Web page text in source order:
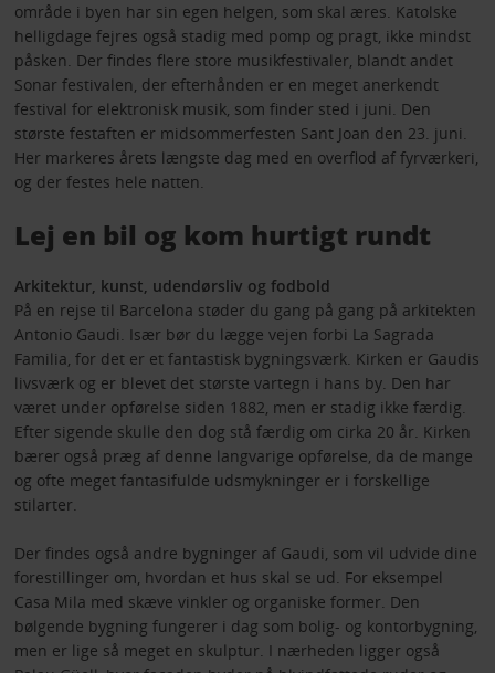
område i byen har sin egen helgen, som skal æres. Katolske
helligdage fejres også stadig med pomp og pragt, ikke mindst
påsken. Der findes flere store musikfestivaler, blandt andet
Sonar festivalen, der efterhånden er en meget anerkendt
festival for elektronisk musik, som finder sted i juni. Den
største festaften er midsommerfesten Sant Joan den 23. juni.
Her markeres årets længste dag med en overflod af fyrværkeri,
og der festes hele natten.
Lej en bil og kom hurtigt rundt
Arkitektur, kunst, udendørsliv og fodbold
På en rejse til Barcelona støder du gang på gang på arkitekten
Antonio Gaudi. Især bør du lægge vejen forbi La Sagrada
Familia, for det er et fantastisk bygningsværk. Kirken er Gaudis
livsværk og er blevet det største vartegn i hans by. Den har
været under opførelse siden 1882, men er stadig ikke færdig.
Efter sigende skulle den dog stå færdig om cirka 20 år. Kirken
bærer også præg af denne langvarige opførelse, da de mange
og ofte meget fantasifulde udsmykninger er i forskellige
stilarter.
Der findes også andre bygninger af Gaudi, som vil udvide dine
forestillinger om, hvordan et hus skal se ud. For eksempel
Casa Mila med skæve vinkler og organiske former. Den
bølgende bygning fungerer i dag som bolig- og kontorbygning,
men er lige så meget en skulptur. I nærheden ligger også